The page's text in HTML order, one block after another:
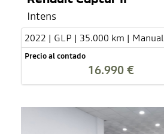
Intens
2022 | GLP | 35.000 km | Manual
Precio al contado
16.990 €